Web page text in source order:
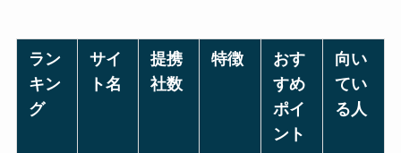
ラン
キン
グ
サイ
ト名
提携
社数
特徴
おす
すめ
ポイ
ント
向い
てい
る人